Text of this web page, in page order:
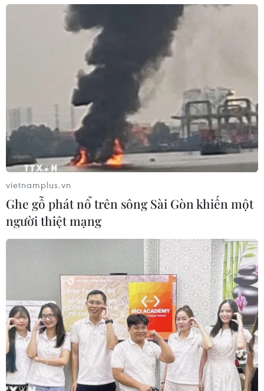
vietnamplus.vn
Ghe gỗ phát nổ trên sông Sài Gòn khiến một
người thiệt mạng